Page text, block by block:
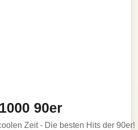
1000 90er
Zeit - Die besten Hits der 90er!